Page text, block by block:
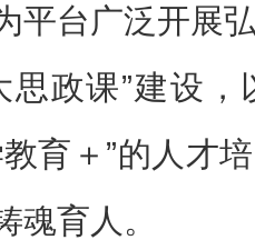
平台广泛开展
思政课”建设
育＋”的人才
魂育人。